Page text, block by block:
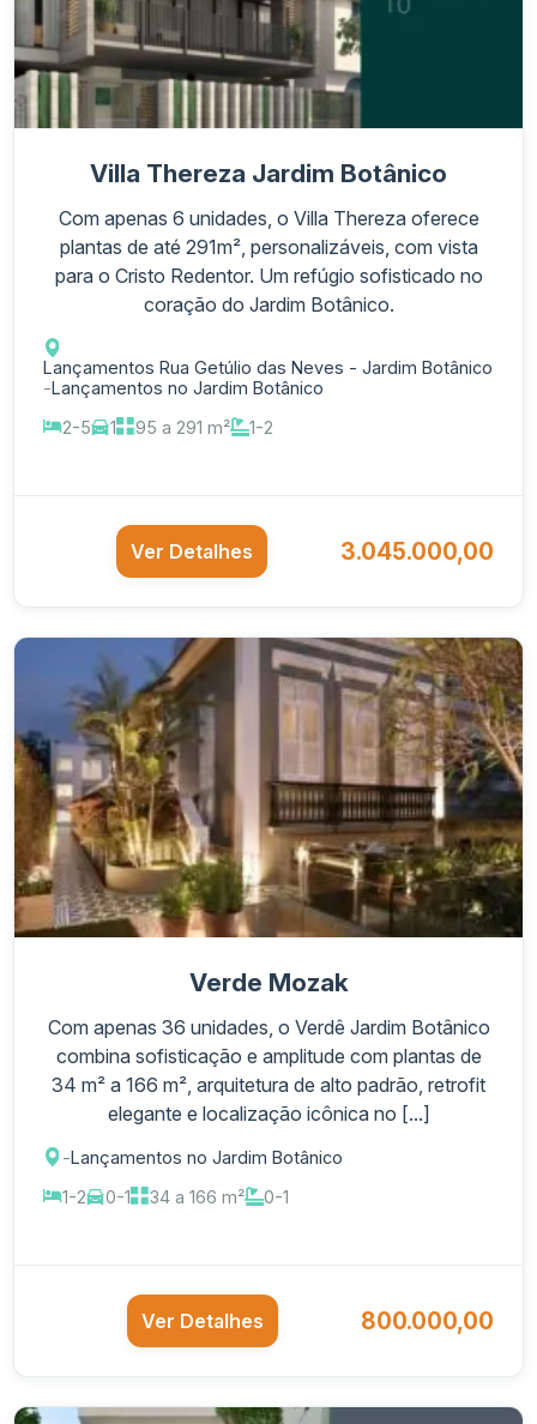
Villa Thereza Jardim Botânico
Com apenas 6 unidades, o Villa Thereza oferece
plantas de até 291m², personalizáveis, com vista
para o Cristo Redentor. Um refúgio sofisticado no
coração do Jardim Botânico.
Lançamentos Rua Getúlio das Neves - Jardim Botânico
-Lançamentos no Jardim Botânico
2-5
1 95 a 291 m² 1-2
Ver Detalhes 3.045.000,00
Verde Mozak
Com apenas 36 unidades, o Verdê Jardim Botânico
combina sofisticação e amplitude com plantas de
34 m² a 166 m², arquitetura de alto padrão, retrofit
elegante e localização icônica no [...]
-Lançamentos no Jardim Botânico
1-2
0-1 34 a 166 m² 0-1
Ver Detalhes 800.000,00